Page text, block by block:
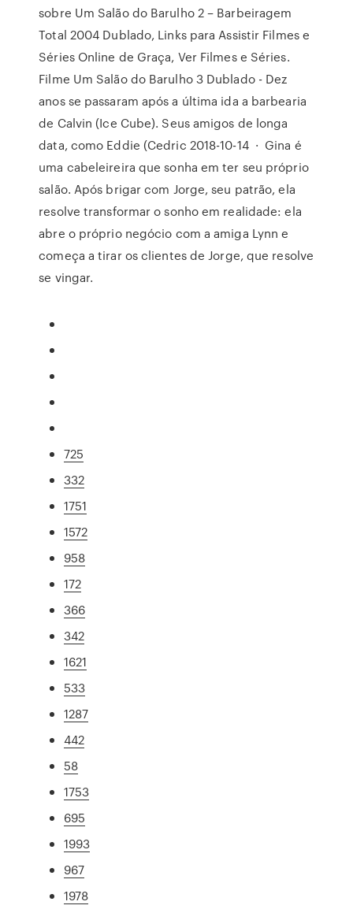
sobre Um Salão do Barulho 2 – Barbeiragem
Total 2004 Dublado, Links para Assistir Filmes e
Séries Online de Graça, Ver Filmes e Séries.
Filme Um Salão do Barulho 3 Dublado - Dez
anos se passaram após a última ida a barbearia
de Calvin (Ice Cube). Seus amigos de longa
data, como Eddie (Cedric 2018-10-14 · Gina é
uma cabeleireira que sonha em ter seu próprio
salão. Após brigar com Jorge, seu patrão, ela
resolve transformar o sonho em realidade: ela
abre o próprio negócio com a amiga Lynn e
começa a tirar os clientes de Jorge, que resolve
se vingar.
725
332
1751
1572
958
172
366
342
1621
533
1287
442
58
1753
695
1993
967
1978